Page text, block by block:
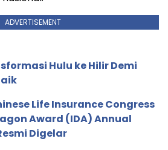
ADVERTISEMENT
Hulu ke Hilir Demi
Life Insurance Congress
Award (IDA) Annual
Digelar